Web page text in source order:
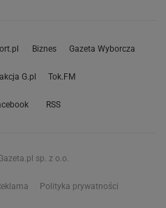
Biznes Gazeta Wyborcza
G.pl Tok.FM
RSS
sp. z o.o.
Polityka prywatności